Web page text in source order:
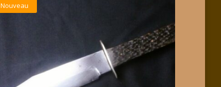
Nouveau